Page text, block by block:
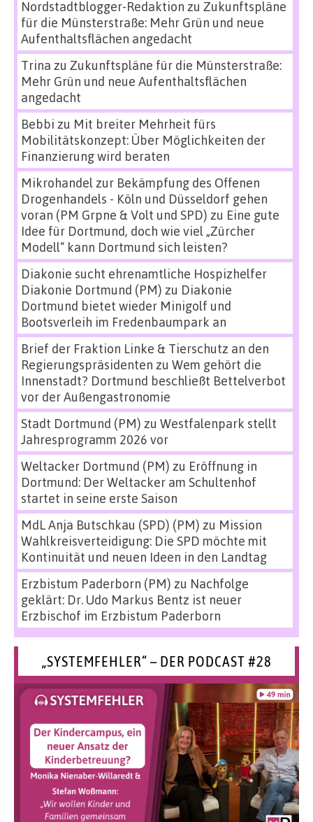
Nordstadtblogger-Redaktion zu Zukunftspläne
für die Münsterstraße: Mehr Grün und neue
Aufenthaltsflächen angedacht
Trina zu Zukunftspläne für die Münsterstraße:
Mehr Grün und neue Aufenthaltsflächen
angedacht
Bebbi zu Mit breiter Mehrheit fürs
Mobilitätskonzept: Über Möglichkeiten der
Finanzierung wird beraten
Mikrohandel zur Bekämpfung des Offenen
Drogenhandels - Köln und Düsseldorf gehen
voran (PM Grpne & Volt und SPD) zu Eine gute
Idee für Dortmund, doch wie viel „Zürcher
Modell“ kann Dortmund sich leisten?
Diakonie sucht ehrenamtliche Hospizhelfer
Diakonie Dortmund (PM) zu Diakonie
Dortmund bietet wieder Minigolf und
Bootsverleih im Fredenbaumpark an
Brief der Fraktion Linke & Tierschutz an den
Regierungspräsidenten zu Wem gehört die
Innenstadt? Dortmund beschließt Bettelverbot
vor der Außengastronomie
Stadt Dortmund (PM) zu Westfalenpark stellt
Jahresprogramm 2026 vor
Weltacker Dortmund (PM) zu Eröffnung in
Dortmund: Der Weltacker am Schultenhof
startet in seine erste Saison
MdL Anja Butschkau (SPD) (PM) zu Mission
Wahlkreisverteidigung: Die SPD möchte mit
Kontinuität und neuen Ideen in den Landtag
Erzbistum Paderborn (PM) zu Nachfolge
geklärt: Dr. Udo Markus Bentz ist neuer
Erzbischof im Erzbistum Paderborn
„SYSTEMFEHLER“ – DER PODCAST #28